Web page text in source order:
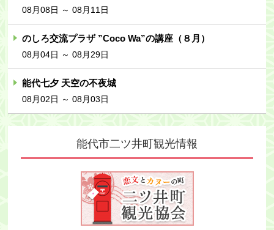
08月08日 ～ 08月11日
のしろ交流プラザ ”Coco Wa”の講座（８月）
08月04日 ～ 08月29日
能代七夕 天空の不夜城
08月02日 ～ 08月03日
能代市二ツ井町観光情報